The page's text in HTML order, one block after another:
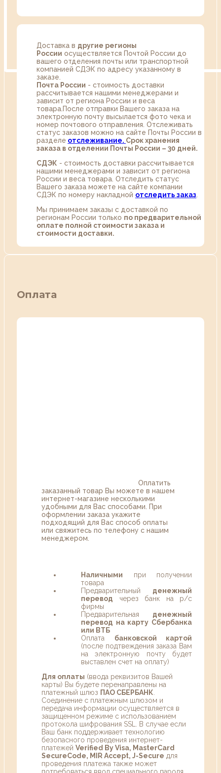
Доставка в другие регионы
России осуществляется Почтой России до
вашего отделения почты или транспортной
компанией СДЭК по адресу указанному в
заказе.
Почта России - стоимость доставки
рассчитывается нашими менеджерами и
зависит от региона России и веса
товара.После отправки Вашего заказа на
электронную почту высылается фото чека и
номер почтового отправления. Отслеживать
статус заказов можно на сайте Почты России в
разделе oтслеживание. Срок хранения
заказа в отделении Почты России – 30 дней.
СДЭК - стоимость доставки рассчитывается
нашими менеджерами и зависит от региона
России и веса товара. Отследить статус
Вашего заказа можете на сайте компании
СДЭК по номеру накладной отследить заказ
Мы принимаем заказы с доставкой по
регионам России только по предварительной
оплате полной стоимости заказа и
стоимости доставки.
Оплата
Оплатить
заказанный товар Вы можете в нашем
интернет-магазине несколькими
удобными для Вас способами. При
оформлении заказа укажите
подходящий для Вас способ оплаты
или свяжитесь по телефону с нашим
менеджером.
Наличными при получении
товара
Предварительный денежный
перевод через банк на р/с
фирмы
Предварительная денежный
перевод на карту Сбербанка
или ВТБ
Оплата банковской картой
(после подтвеждения заказа Вам
на электронную почту будет
выставлен счет на оплату)
Для оплаты (ввода реквизитов Вашей
карты) Вы будете перенаправлены на
платежный шлюз ПАО СБЕРБАНК
Соединение с платежным шлюзом и
передача информации осуществляется в
защищенном режиме с использованием
протокола шифрования SSL. В случае если
Ваш банк поддерживает технологию
безопасного проведения интернет-
платежей Verified By Visa, MasterCard
SecureCode, MIR Accept, J-Secure для
проведения платежа также может
потребоваться ввод специального пароля.